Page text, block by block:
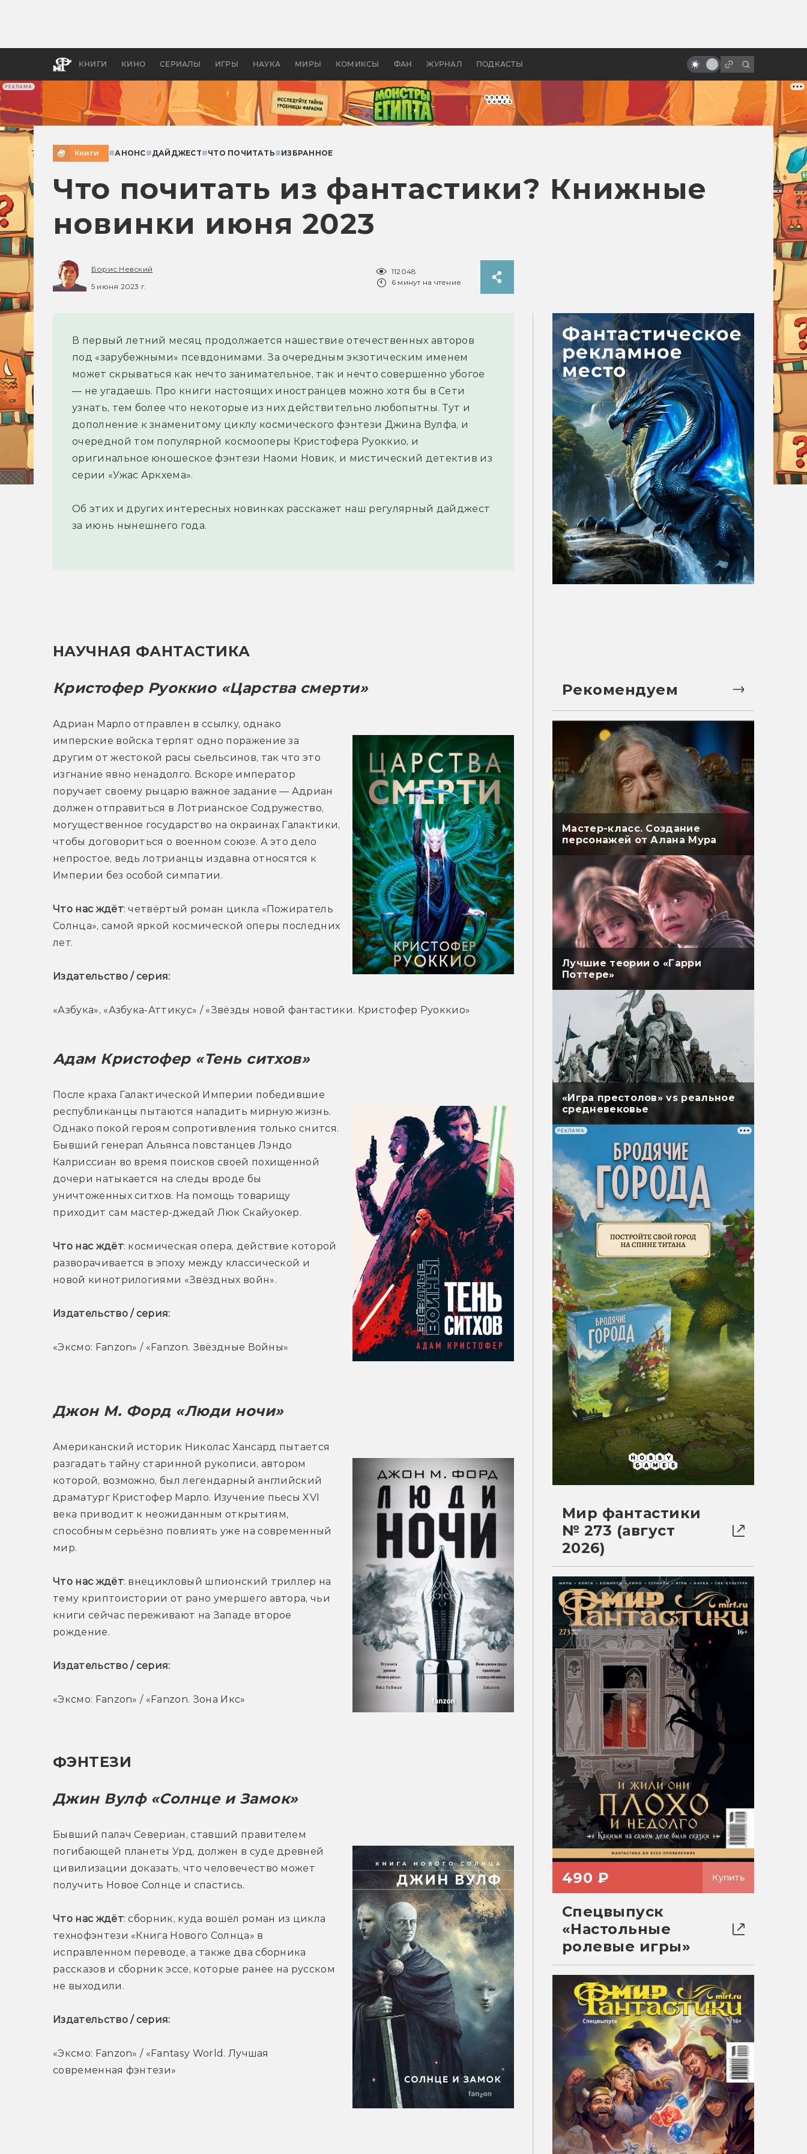
РЕКЛАМА
КНИГИ КИНО СЕРИАЛЫ ИГРЫ НАУКА МИРЫ КОМИКСЫ ФАН ЖУРНАЛ ПОДКАСТЫ
апокалипсис, в России —
бы «Властелина колец»
«Люди Икс»: всё о фильмах серии
Книги #АНОНС#ДАЙДЖЕСТ#ЧТО ПОЧИТАТЬ#ИЗБРАННОЕ
Что почитать из фантастики? Книжные
новинки июня 2023
Борис Невский
5 июня 2023 г.
112048
6 минут на чтение
В первый летний месяц продолжается нашествие отечественных авторов
под «зарубежными» псевдонимами. За очередным экзотическим именем
может скрываться как нечто занимательное, так и нечто совершенно убогое
— не угадаешь. Про книги настоящих иностранцев можно хотя бы в Сети
узнать, тем более что некоторые из них действительно любопытны. Тут и
дополнение к знаменитому циклу космического фэнтези Джина Вулфа, и
очередной том популярной космооперы Кристофера Руоккио, и
оригинальное юношеское фэнтези Наоми Новик, и мистический детектив из
серии «Ужас Аркхема».
Об этих и других интересных новинках расскажет наш регулярный дайджест
за июнь нынешнего года.
НАУЧНАЯ ФАНТАСТИКА
Кристофер Руоккио «Царства смерти»
Адриан Марло отправлен в ссылку, однако
имперские войска терпят одно поражение за
другим от жестокой расы сьельсинов, так что это
изгнание явно ненадолго. Вскоре император
поручает своему рыцарю важное задание — Адриан
должен отправиться в Лотрианское Содружество,
могущественное государство на окраинах Галактики,
чтобы договориться о военном союзе. А это дело
непростое, ведь лотрианцы издавна относятся к
Империи без особой симпатии.
Что нас ждёт: четвёртый роман цикла «Пожиратель
Солнца», самой яркой космической оперы последних
лет.
Издательство / серия:
«Азбука», «Азбука-Аттикус» / «Звёзды новой фантастики. Кристофер Руоккио»
Адам Кристофер «Тень ситхов»
После краха Галактической Империи победившие
республиканцы пытаются наладить мирную жизнь.
Однако покой героям сопротивления только снится.
Бывший генерал Альянса повстанцев Лэндо
Калриссиан во время поисков своей похищенной
дочери натыкается на следы вроде бы
уничтоженных ситхов. На помощь товарищу
приходит сам мастер-джедай Люк Скайуокер.
Что нас ждёт: космическая опера, действие которой
разворачивается в эпоху между классической и
новой кинотрилогиями «Звёздных войн».
Издательство / серия:
«Эксмо: Fanzon» / «Fanzon. Звёздные Войны»
Джон М. Форд «Люди ночи»
Американский историк Николас Хансард пытается
разгадать тайну старинной рукописи, автором
которой, возможно, был легендарный английский
драматург Кристофер Марло. Изучение пьесы XVI
века приводит к неожиданным открытиям,
способным серьёзно повлиять уже на современный
мир.
Что нас ждёт: внецикловый шпионский триллер на
тему криптоистории от рано умершего автора, чьи
книги сейчас переживают на Западе второе
рождение.
Издательство / серия:
«Эксмо: Fanzon» / «Fanzon. Зона Икс»
ФЭНТЕЗИ
Джин Вулф «Солнце и Замок»
Бывший палач Севериан, ставший правителем
погибающей планеты Урд, должен в суде древней
цивилизации доказать, что человечество может
получить Новое Солнце и спастись.
Что нас ждёт: сборник, куда вошёл роман из цикла
технофэнтези «Книга Нового Солнца» в
исправленном переводе, а также два сборника
рассказов и сборник эссе, которые ранее на русском
не выходили.
Издательство / серия:
«Эксмо: Fanzon» / «Fantasy World. Лучшая
современная фэнтези»
Рекомендуем
Мастер-класс. Создание
персонажей от Алана Мура
Лучшие теории о «Гарри
Поттере»
«Игра престолов» vs реальное
средневековье
РЕКЛАМА
Мир фантастики
№ 273 (август
2026)
490 ₽ Купить
Спецвыпуск
«Настольные
ролевые игры»